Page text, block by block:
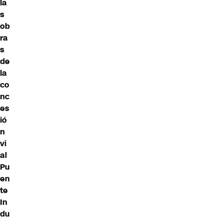
la
s
ob
ra
s
de
la
co
nc
es
ió
n
vi
al
Pu
en
te
In
du